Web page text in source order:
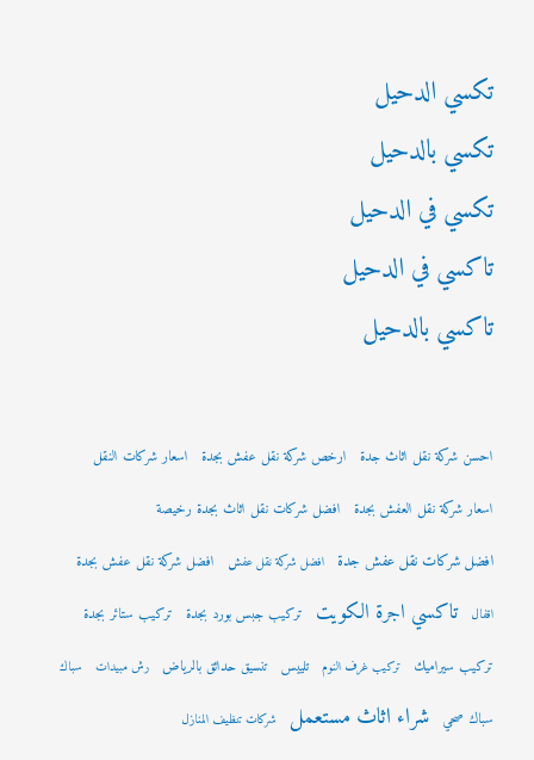
:تكسي الدحيل
تكسي بالدحيل
تكسي في الدحيل
تاكسي في الدحيل
تاكسي بالدحيل
احسن شركة نقل اثاث جدة ارخص شركة نقل عفش بجدة اسعار شركات النقل
اسعار شركة نقل العفش بجدة افضل شركات نقل اثاث بجدة رخيصة
افضل شركات نقل عفش جدة افضل شركة نقل عفش افضل شركة نقل عفش بجدة
اقفال تاكسي اجرة الكويت تركيب جبس بورد بجدة تركيب ستائر بجدة
تركيب سيراميك تركيب غرف النوم تلييس تنسيق حدائق بالرياض رش مبيدات سباك
سباك صحي شراء اثاث مستعمل شركات تنظيف المنازل